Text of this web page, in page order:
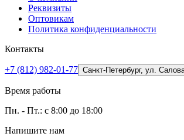
Реквизиты
Оптовикам
Политика конфиденциальности
Контакты
+7 (812) 982-01-77 Санкт-Петербург, ул.
Время работы
Пн. - Пт.: с 8:00 до 18:00
Напишите нам